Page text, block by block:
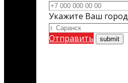
Укажите Ваш город
Отправить